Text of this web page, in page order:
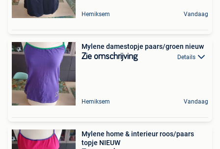
Hemiksem Vandaag
Mylene damestopje paars/groen nieuw
Zie omschrijving Details
Hemiksem Vandaag
Mylene home & interieur roos/paars
topje NIEUW